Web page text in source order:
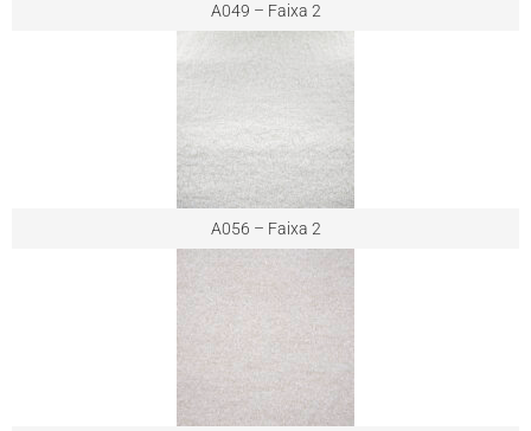
A049 – Faixa 2
A056 – Faixa 2